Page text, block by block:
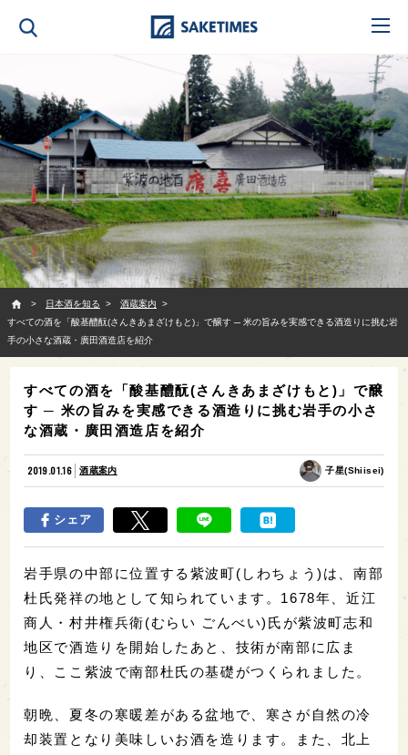
日本酒を知る
酒蔵案内
すべての酒を「酸基醴酛(さんきあまざけもと)」で醸す ─ 米の旨みを実感できる酒造りに挑む岩
手の小さな酒蔵・廣田酒造店を紹介
すべての酒を「酸基醴酛(さんきあまざけもと)」で醸
す ─ 米の旨みを実感できる酒造りに挑む岩手の小さ
な酒蔵・廣田酒造店を紹介
2019.01.16 酒蔵案内 子星(Shiisei)
シェア
岩手県の中部に位置する紫波町(しわちょう)は、南部
杜氏発祥の地として知られています。1678年、近江
商人・村井権兵衛(むらい ごんべい)氏が紫波町志和
地区で酒造りを開始したあと、技術が南部に広ま
り、ここ紫波で南部杜氏の基礎がつくられました。
朝晩、夏冬の寒暖差がある盆地で、寒さが自然の冷
却装置となり美味しいお酒を造ります。また、北上